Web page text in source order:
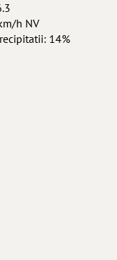
h NV
14%